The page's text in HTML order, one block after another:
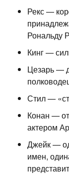
Рекс —
Рональду
Кинг —
Цезарь —
Стил —
Конан —
актером
Джейк —
имен,